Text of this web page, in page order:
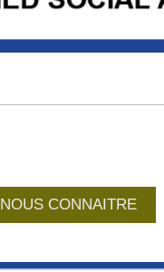
NOUS CONNAITRE